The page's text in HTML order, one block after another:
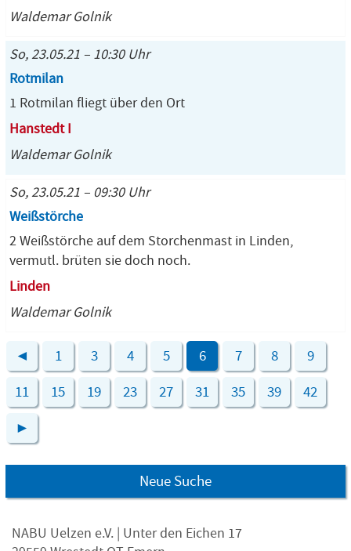
Waldemar Golnik
So, 23.05.21 – 10:30 Uhr
Rotmilan
1 Rotmilan fliegt über den Ort
Hanstedt I
Waldemar Golnik
So, 23.05.21 – 09:30 Uhr
Weißstörche
2 Weißstörche auf dem Storchenmast in Linden,
vermutl. brüten sie doch noch.
Linden
Waldemar Golnik
◄ 1 3 4 5 6 7 8 9
11 15 19 23 27 31 35 39 42
►
Neue Suche
NABU Uelzen e.V. | Unter den Eichen 17